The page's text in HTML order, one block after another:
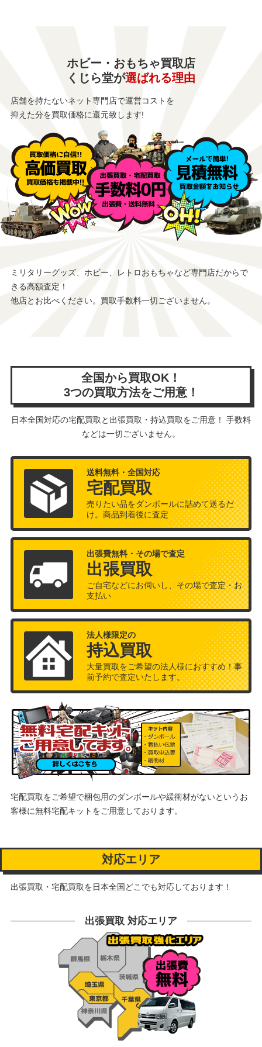
ホビー・おもちゃ買取店
くじら堂が選ばれる理由
店舗を持たないネット専門店で運営コストを
抑えた分を買取価格に還元致します!
ミリタリーグッズ、ホビー、レトロおもちゃなど専門店だからで
きる高額査定！
他店とお比べください。買取手数料一切ございません。
全国から買取OK！
3つの買取方法をご用意！
日本全国対応の宅配買取と出張買取・持込買取をご用意！ 手数料
などは一切ございません。
送料無料・全国対応
宅配買取
売りたい品をダンボールに詰めて送るだ
け。商品到着後に査定
出張費無料・その場で査定
出張買取
ご自宅などにお伺いし、その場で査定・お
支払い
法人様限定の
持込買取
大量買取をご希望の法人様におすすめ！事
前予約で査定いたします。
宅配買取をご希望で梱包用のダンボールや緩衝材がないというお
客様に無料宅配キットをご用意しております。
対応エリア
出張買取・宅配買取を日本全国どこでも対応しております！
出張買取 対応エリア